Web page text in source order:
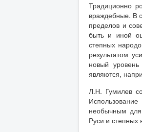
Традиционно
враждебные. В
пределов и
быть и иной
степных
результатом
новый
являются,
Л.Н. Гумилев
необычным для
Руси и степных